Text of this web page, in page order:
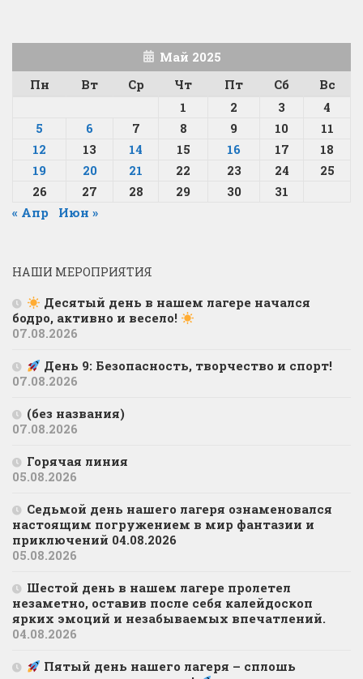
Май 2025
Пн
Вт Ср Чт Пт Сб
Вс
1
2 3
4
5
6 7 8 9 10
11
12
13 14 15 16 17
18
19
20 21 22 23 24
25
26
27 28 29 30
31
« Апр
Июн »
НАШИ МЕРОПРИЯТИЯ
Десятый день в нашем лагере начался
бодро, активно и весело!
07.08.2026
День 9: Безопасность, творчество и спорт!
07.08.2026
(без названия)
07.08.2026
Горячая линия
05.08.2026
Седьмой день нашего лагеря ознаменовался
настоящим погружением в мир фантазии и
приключений 04.08.2026
05.08.2026
Шестой день в нашем лагере пролетел
незаметно, оставив после себя калейдоскоп
ярких эмоций и незабываемых впечатлений.
04.08.2026
Пятый день нашего лагеря – сплошь